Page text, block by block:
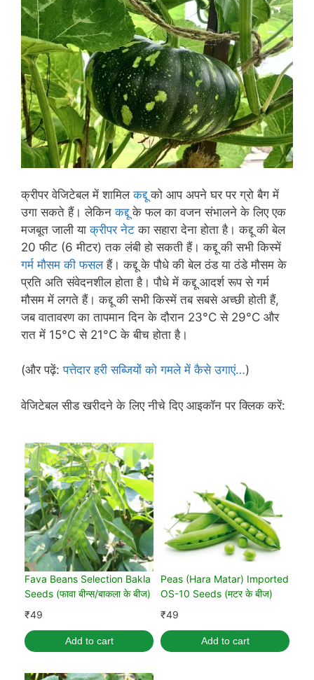
क्रीपर वेजिटेबल में शामिलकद्दूको आप अपने घर पर ग्रो बैग में
उगा सकते हैं। लेकिनकद्दूके फल का वजन संभालने के लिए एक
मजबूत जाली या क्रीपर नेट का सहारा देना होता है। कद्दू की बेल
20 फीट (6 मीटर) तक लंबी हो सकती हैं। कद्दू की सभी किस्में
गर्म मौसम की फसलहैं। कद्दू के पौधे की बेल ठंड या ठंडे मौसम के
प्रति अति संवेदनशील होता है। पौधे में कद्दू आदर्श रूप से गर्म
मौसम में लगते हैं। कद्दू की सभी किस्में तब सबसे अच्छी होती हैं,
जब वातावरण का तापमान दिन के दौरान 23°C से 29°C और
रात में 15°C से 21°C के बीच होता है।
(और पढ़ें:पत्तेदार हरी सब्जियों को गमले में कैसे उगाएं…)
वेजिटेबल सीड खरीदने के लिए नीचे दिए आइकॉन पर क्लिक करें:
Fava Beans Selection Bakla
Seeds (फावा बीन्स/बाकला के बीज)
₹49
Add to cart
Peas (Hara Matar) Imported
OS-10 Seeds (मटर के बीज)
₹49
Add to cart